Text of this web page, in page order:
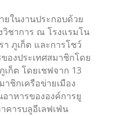
ในงานประกอบด้วย
วิชาการ ณ โรงแรมโน
า ภูเก็ต และการโชว์
องประเทศสมาชิกโดย
ก็ต โดยเชฟจาก 13
าชิกเครือข่ายเมือง
าหารขององค์การยู
คารบลูอีเลฟเฟ่น